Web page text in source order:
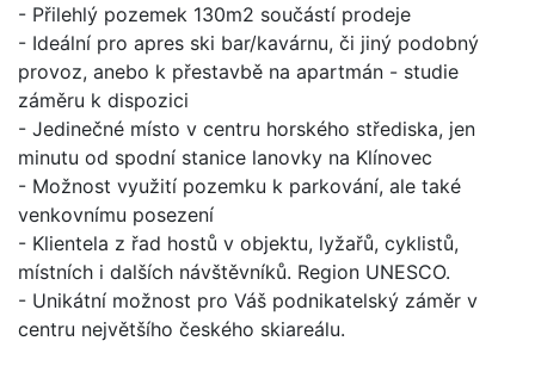
- Přilehlý pozemek 130m2 součástí prodeje
- Ideální pro apres ski bar/kavárnu, či jiný podobný
provoz, anebo k přestavbě na apartmán - studie
záměru k dispozici
- Jedinečné místo v centru horského střediska, jen
minutu od spodní stanice lanovky na Klínovec
- Možnost využití pozemku k parkování, ale také
venkovnímu posezení
- Klientela z řad hostů v objektu, lyžařů, cyklistů,
místních i dalších návštěvníků. Region UNESCO.
- Unikátní možnost pro Váš podnikatelský záměr v
centru největšího českého skiareálu.